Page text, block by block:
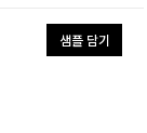
샘플 담기